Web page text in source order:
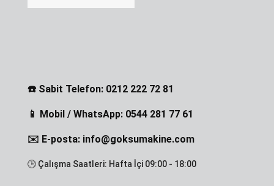
☎️ Sabit Telefon: 0212 222 72 81
📱 Mobil / WhatsApp: 0544 281 77 61
✉️ E-posta: info@goksumakine.com
🕒 Çalışma Saatleri: Hafta İçi 09:00 - 18:00